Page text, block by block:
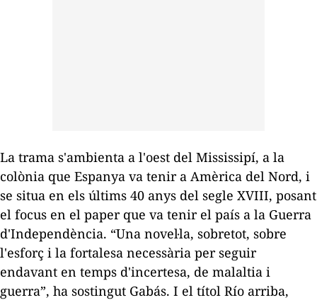
La trama s'ambienta a l'oest del Mississipí, a la
colònia que Espanya va tenir a Amèrica del Nord, i
se situa en els últims 40 anys del segle XVIII, posant
el focus en el paper que va tenir el país a la Guerra
d'Independència. “Una novel·la, sobretot, sobre
l'esforç i la fortalesa necessària per seguir
endavant en temps d'incertesa, de malaltia i
guerra”, ha sostingut Gabás. I el títol Río arriba,